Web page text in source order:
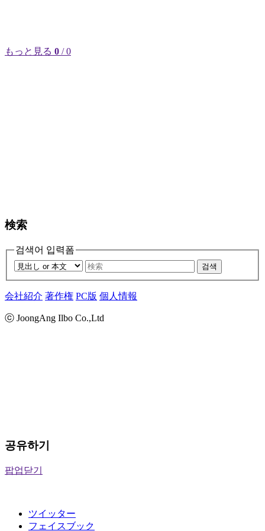
もっと見る 0 / 0
検索
검색어 입력폼
검색
会社紹介 著作権 PC版 個人情報
ⓒ JoongAng Ilbo Co.,Ltd
공유하기
팝업닫기
ツイッター
フェイスブック